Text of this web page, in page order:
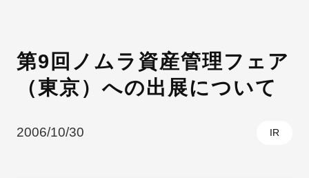
事業紹介
ESG
第9回ノムラ資産管理フェア
（東京）への出展について
2006/10/30 IR